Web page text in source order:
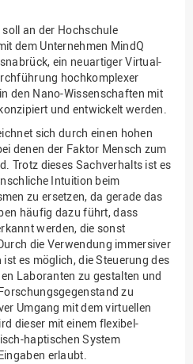
an der Hochschule
dem Unternehmen MindQ
ein neuartiger Virtual-
hochkomplexer
den Nano-Wissenschaften mit
und entwickelt werden.
sich durch einen hohen
denen der Faktor Mensch zum
Trotz dieses Sachverhalts ist es
Intuition beim
zu ersetzen, da gerade das
häufig dazu führt, dass
werden, die sonst
die Verwendung immersiver
es möglich, die Steuerung des
Laboranten zu gestalten und
zu
Umgang mit dem virtuellen
dieser mit einem flexibel-
haptischen System
erlaubt.